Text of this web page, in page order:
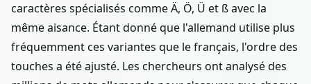
caractères spécialisés comme Ä, Ö, Ü et ß avec la
même aisance. Étant donné que l'allemand utilise plus
fréquemment ces variantes que le français, l'ordre des
touches a été ajusté. Les chercheurs ont analysé des